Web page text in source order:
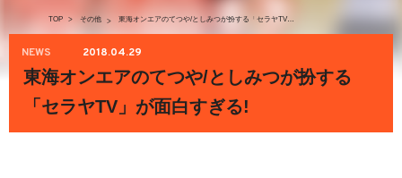
TOP > その他 > 東海オンエアのてつや/としみつが扮する「セラヤTV」が面白すぎる!
NEWS 2018.04.29
東海オンエアのてつや/としみつが扮する
「セラヤTV」が面白すぎる!